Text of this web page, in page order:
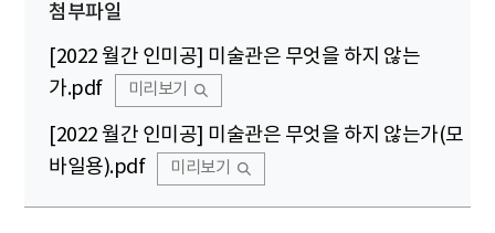
첨부파일
[2022 월간 인미공] 미술관은 무엇을 하지 않는
가.pdf
미리보기
[2022 월간 인미공] 미술관은 무엇을 하지 않는가(모
바일용).pdf
미리보기